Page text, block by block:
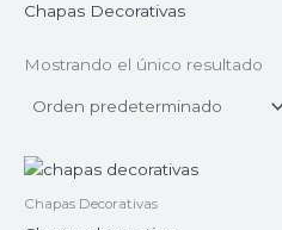
Chapas Decorativas
Mostrando el único resultado
Chapas Decorativas